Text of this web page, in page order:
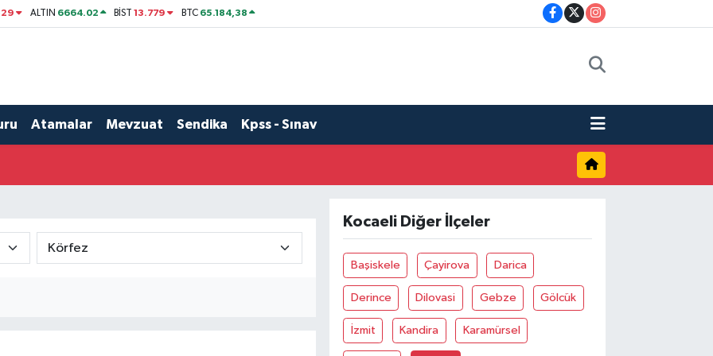
ALTIN 6664.02 BİST13.779 BTC 65.184,38
Atamalar Mevzuat Sendika Kpss - Sınav
Kocaeli Diğer İlçeler
Başiskele Çayirova Darica
Derince Dilovasi Gebze Gölcük
İzmit Kandira Karamürsel